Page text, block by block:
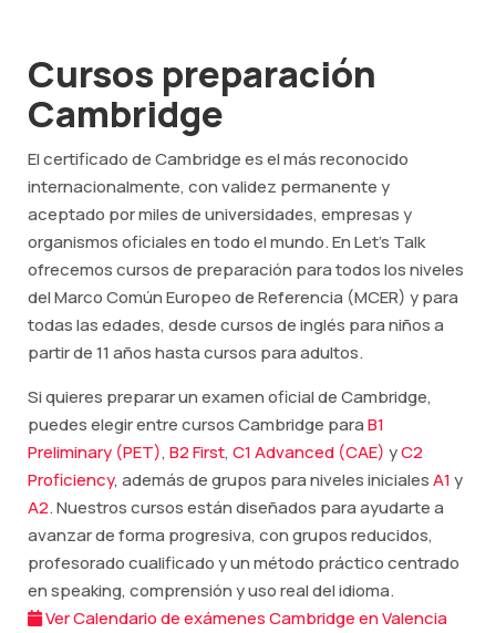
Cursos preparación
Cambridge
El certificado de Cambridge es el más reconocido
internacionalmente, con validez permanente y
aceptado por miles de universidades, empresas y
organismos oficiales en todo el mundo. En Let's Talk
ofrecemos cursos de preparación para todos los niveles
del Marco Común Europeo de Referencia (MCER) y para
todas las edades, desde cursos de inglés para niños a
partir de 11 años hasta cursos para adultos.
Si quieres preparar un examen oficial de Cambridge,
puedes elegir entre cursos Cambridge paraB1
Preliminary (PET), B2 First, C1 Advanced (CAE) yC2
Proficiency, además de grupos para niveles inicialesA1y
A2. Nuestros cursos están diseñados para ayudarte a
avanzar de forma progresiva, con grupos reducidos,
profesorado cualificado y un método práctico centrado
en speaking, comprensión y uso real del idioma.
Ver Calendario de exámenes Cambridge en Valencia